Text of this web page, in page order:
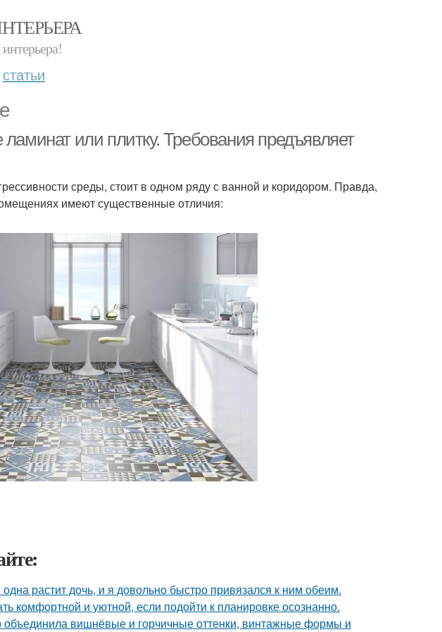
статьи
или плитку. Требования предъявляет
среды, стоит в одном ряду с ванной и коридором. Правда,
имеют существенные отличия:
растит дочь, и я довольно быстро привязался к ним обеим.
комфортной и уютной, если подойти к планировке осознанно.
объединила вишнёвые и горчичные оттенки, винтажные формы и